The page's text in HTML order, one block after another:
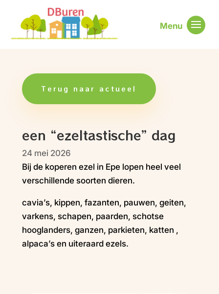
Terug naar actueel
een “ezeltastische” dag
24 mei 2026
Bij de koperen ezel in Epe lopen heel veel
verschillende soorten dieren.
cavia’s, kippen, fazanten, pauwen, geiten,
varkens, schapen, paarden, schotse
hooglanders, ganzen, parkieten, katten ,
alpaca’s en uiteraard ezels.